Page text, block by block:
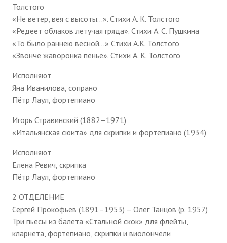
Толстого
«Не ветер, вея с высоты…». Стихи А. К. Толстого
«Редеет облаков летучая гряда». Стихи А. С. Пушкина
«То было раннею весной…» Стихи А.К. Толстого
«Звонче жаворонка пенье». Стихи А. К. Толстого
Исполняют
Яна Иванилова, сопрано
Пётр Лаул, фортепиано
Игорь Стравинский (1882–1971)
«Итальянская сюита» для скрипки и фортепиано (1934)
Исполняют
Елена Ревич, скрипка
Пётр Лаул, фортепиано
2 ОТДЕЛЕНИЕ
Сергей Прокофьев (1891–1953) – Олег Танцов (р. 1957)
Три пьесы из балета «Стальной скок» для флейты,
кларнета, фортепиано, скрипки и виолончели